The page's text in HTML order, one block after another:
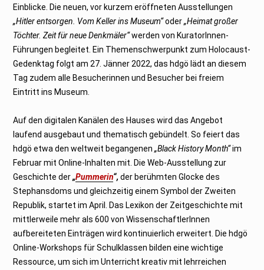
Einblicke. Die neuen, vor kurzem eröffneten Ausstellungen
„Hitler entsorgen. Vom Keller ins Museum“oder„Heimat großer
Töchter. Zeit für neue Denkmäler“werden von KuratorInnen-
Führungen begleitet. Ein Themenschwerpunkt zum Holocaust-
Gedenktag folgt am 27. Jänner 2022, das hdgö lädt an diesem
Tag zudem alle Besucherinnen und Besucher bei freiem
Eintritt ins Museum.
Auf den digitalen Kanälen des Hauses wird das Angebot
laufend ausgebaut und thematisch gebündelt. So feiert das
hdgö etwa den weltweit begangenen„Black History Month“im
Februar mit Online-Inhalten mit. Die Web-Ausstellung zur
Geschichte der„Pummerin“, der berühmten Glocke des
Stephansdoms und gleichzeitig einem Symbol der Zweiten
Republik, startet im April. Das Lexikon der Zeitgeschichte mit
mittlerweile mehr als 600 von WissenschaftlerInnen
aufbereiteten Einträgen wird kontinuierlich erweitert. Die hdgö
Online-Workshops für Schulklassen bilden eine wichtige
Ressource, um sich im Unterricht kreativ mit lehrreichen